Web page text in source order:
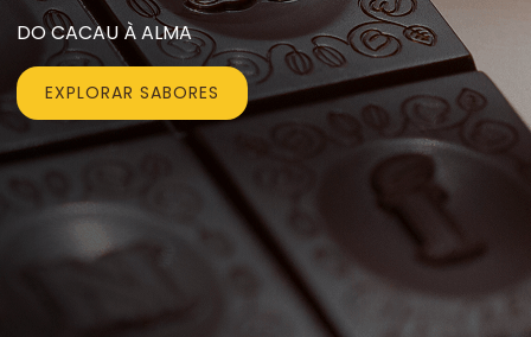
DO CACAU À ALMA
EXPLORAR SABORES